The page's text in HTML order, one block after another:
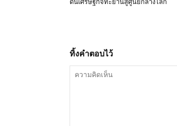
ดันเศรษฐกิจทะยานสู่ศูนย์กลางโลก
ทิ้งคำตอบไว้